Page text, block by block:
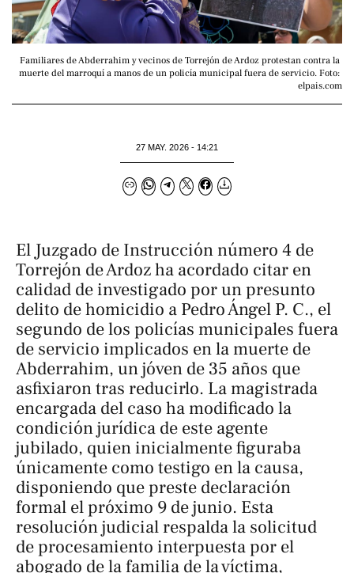
Familiares de Abderrahim y vecinos de Torrejón de Ardoz protestan contra la
muerte del marroquí a manos de un policía municipal fuera de servicio. Foto:
elpais.com
27 MAY. 2026 - 14:21
El Juzgado de Instrucción número 4 de
Torrejón de Ardoz ha acordado citar en
calidad de investigado por un presunto
delito de homicidio a Pedro Ángel P. C., el
segundo de los policías municipales fuera
de servicio implicados en la muerte de
Abderrahim, un jóven de 35 años que
asfixiaron tras reducirlo. La magistrada
encargada del caso ha modificado la
condición jurídica de este agente
jubilado, quien inicialmente figuraba
únicamente como testigo en la causa,
disponiendo que preste declaración
formal el próximo 9 de junio. Esta
resolución judicial respalda la solicitud
de procesamiento interpuesta por el
abogado de la familia de la víctima,